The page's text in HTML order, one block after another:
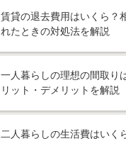
賃貸の退去費用はいくら？
れたときの対処法を解説
一人暮らしの理想の間取り
リット・デメリットを解説
二人暮らしの生活費はいく